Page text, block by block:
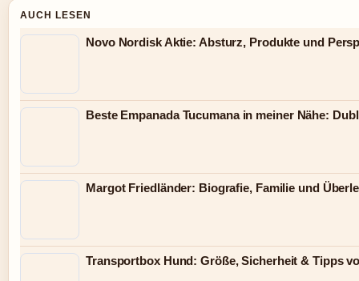
AUCH LESEN
Novo Nordisk Aktie: Absturz, Produkte und
Beste Empanada Tucumana in meiner Nähe:
Margot Friedländer: Biografie, Familie und
Transportbox Hund: Größe, Sicherheit & Tipps